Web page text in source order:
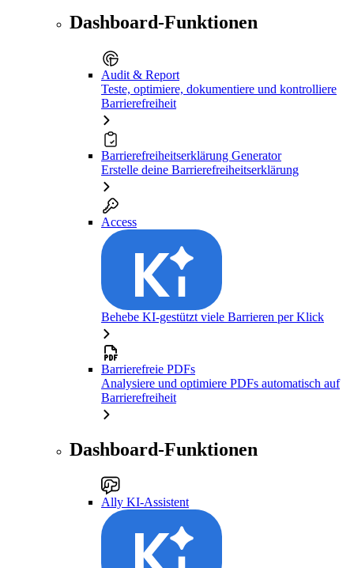
Dashboard-Funktionen
Audit & Report
Teste, optimiere, dokumentiere und kontrolliere
Barrierefreiheit
Barrierefreiheitserklärung Generator
Erstelle deine Barrierefreiheitserklärung
Access
Behebe KI-gestützt viele Barrieren per Klick
Barrierefreie PDFs
Analysiere und optimiere PDFs automatisch auf
Barrierefreiheit
Dashboard-Funktionen
Ally KI-Assistent